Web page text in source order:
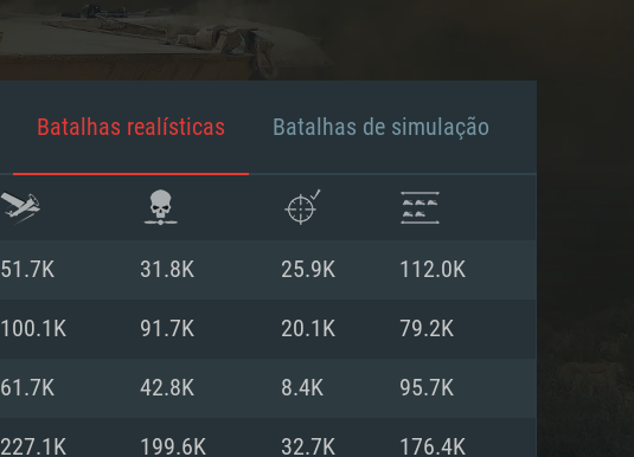
Batalhas realísticas Batalhas de simulação
51.7K 31.8K 25.9K 112.0K
100.1K 91.7K 20.1K 79.2K
61.7K 42.8K 8.4K 95.7K
227.1K 199.6K 32.7K 176.4K